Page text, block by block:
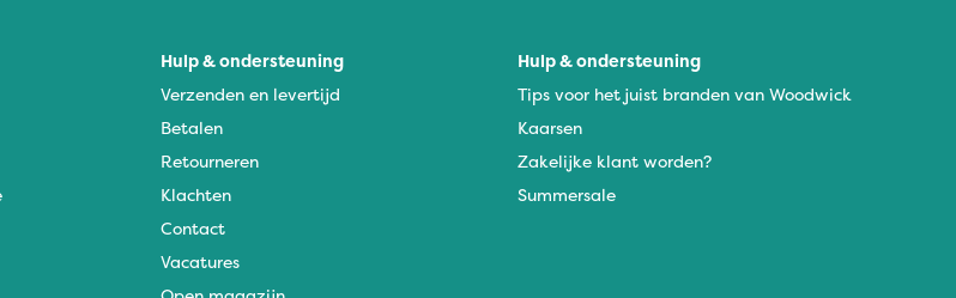
Hulp & ondersteuning
Verzenden en levertijd
Betalen
Retourneren
Klachten
Contact
Vacatures
Hulp & ondersteuning
Tips voor het juist branden van Woodwick
Kaarsen
Zakelijke klant worden?
Summersale